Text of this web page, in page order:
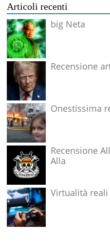
Articoli recenti
big Neta
Recensione
Onestissima
Recensione
Alla
Virtualità reali